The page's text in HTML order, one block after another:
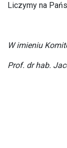
Liczymy na
W imieniu
Prof. dr hab.